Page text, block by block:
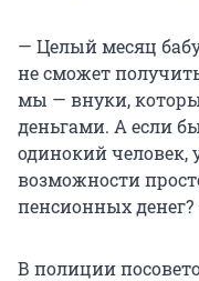
— Целый месяц
не сможет
мы — внуки,
деньгами. А если
одинокий человек,
возможности
пенсионных
В полиции